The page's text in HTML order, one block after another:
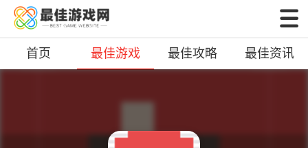
首页 最佳游戏 最佳攻略 最佳资讯